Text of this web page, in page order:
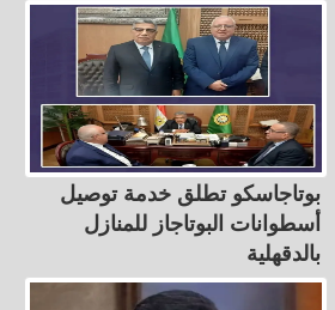
بوتاجاسكو تطلق خدمة توصيل
أسطوانات البوتاجاز للمنازل
بالدقهلية